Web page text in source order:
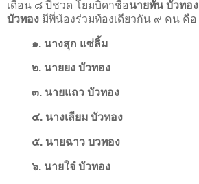
เดือน ๘ ปีชวด โยมบิดาชื่อนายทัน บัวทอง
บัวทอง มีพี่น้องร่วมท้องเดียวกัน ๙ คน คือ
๑. นางสุก แซ่ลิ้ม
๒. นายยง บัวทอง
๓. นายแถว บัวทอง
๔. นางเลียม บัวทอง
๕. นายฉาว บวทอง
๖. นายใจ๋ บัวทอง